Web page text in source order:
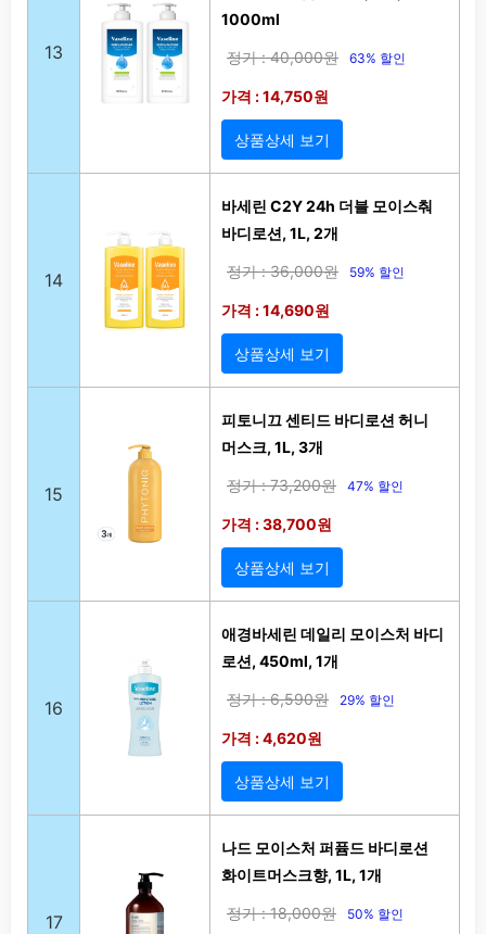
13
1000ml
정가 : 40,000원 63% 할인
가격 : 14,750원
상품상세 보기
14
바세린 C2Y 24h 더블 모이스춰
바디로션, 1L, 2개
정가 : 36,000원 59% 할인
가격 : 14,690원
상품상세 보기
15
피토니끄 센티드 바디로션 허니
머스크, 1L, 3개
정가 : 73,200원 47% 할인
가격 : 38,700원
상품상세 보기
16
애경바세린 데일리 모이스처 바디
로션, 450ml, 1개
정가 : 6,590원 29% 할인
가격 : 4,620원
상품상세 보기
17
나드 모이스처 퍼퓸드 바디로션
화이트머스크향, 1L, 1개
정가 : 18,000원 50% 할인